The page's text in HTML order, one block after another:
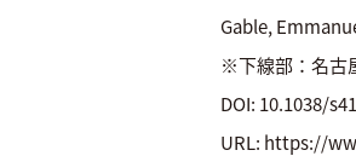
Gable,
※下線部：名古
DOI: 10.1038/
URL: https://